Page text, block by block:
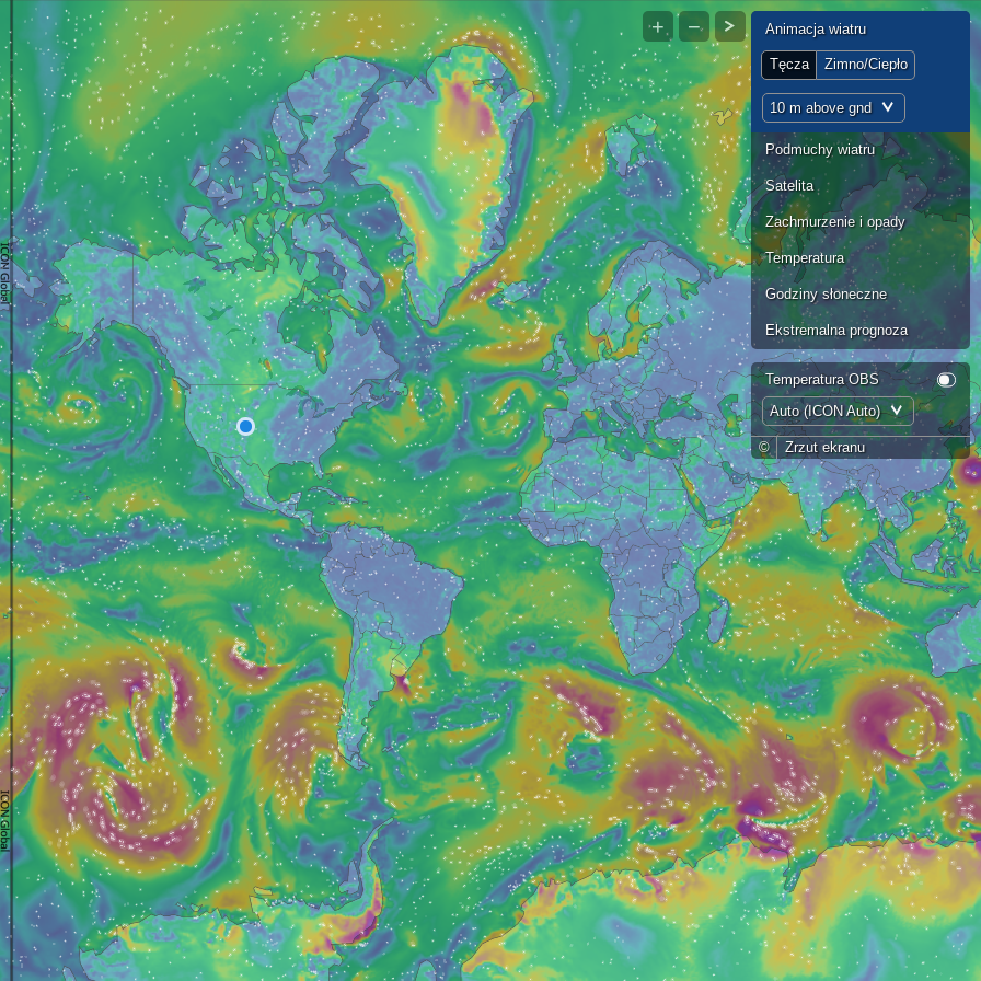
Temperatura OBS
Auto (ICON Auto)
© Zrzut ekranu
Animacja wiatru
Tęcza Zimno/Ciepło
10 m above gnd
Podmuchy wiatru
Satelita
Zachmurzenie i opady
Temperatura
Godziny słoneczne
Ekstremalna prognoza
+ −